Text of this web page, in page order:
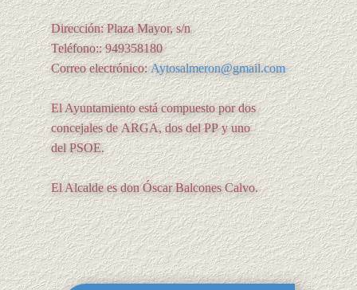
Dirección: Plaza Mayor, s/n
Teléfono:: 949358180
Correo electrónico:Aytosalmeron@gmail.com
El Ayuntamiento está compuesto por dos
concejales de ARGA, dos del PP y uno
del PSOE.
El Alcalde es don Óscar Balcones Calvo.